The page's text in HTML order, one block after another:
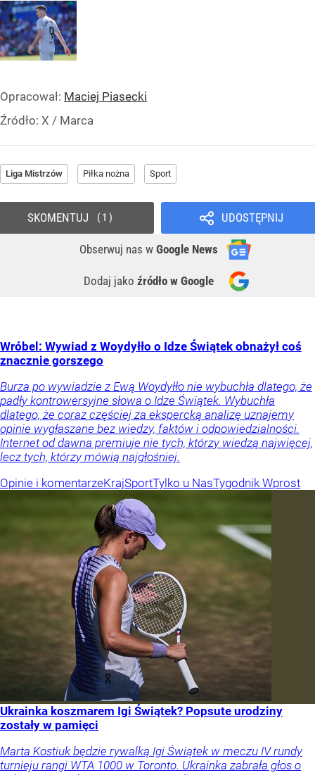
Opracował: Maciej Piasecki
Źródło: X / Marca
Liga Mistrzów Piłka nożna Sport
UDOSTĘPNIJ
Obserwuj nas w Google News
Dodaj jako źródło w Google
SKOMENTUJ 1
Wróbel: Wywiad z Woydyłło o Idze Świątek obnażył coś
znacznie gorszego
Burza po wywiadzie z Ewą Woydyłło nie wybuchła dlatego, że
padły kontrowersyjne słowa o Idze Świątek. Wybuchła
dlatego, że coraz częściej za ekspercką analizę uznajemy
opinie wygłaszane bez wiedzy, faktów i odpowiedzialności.
Internet od dawna premiuje nie tych, którzy wiedzą najwięcej,
lecz tych, którzy mówią najgłośniej.
Opinie i komentarzeKrajSportTylko u NasTygodnik Wprost
Ukrainka koszmarem Igi Świątek? Popsute urodziny
zostały w pamięci
Marta Kostiuk będzie rywalką Igi Świątek w meczu IV rundy
turnieju rangi WTA 1000 w Toronto. Ukrainka zabrała głos o